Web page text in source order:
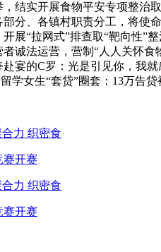
实开展食物平安专项整治取
分、各镇村职责分工，将使
展“拉网式”排查取“靶向性
诚法运营，营制“人人关怀
宴的C罗：光是引见你，我
学女生“套贷”圈套：13万告
力 织密食
赛开赛
力 织密食
赛开赛